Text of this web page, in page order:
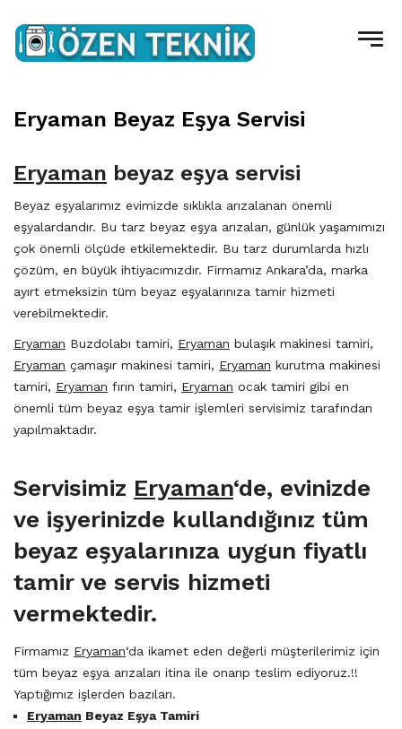
Eryaman Beyaz Eşya Servisi
Eryaman beyaz eşya servisi
Beyaz eşyalarımız evimizde sıklıkla arızalanan önemli
eşyalardandır. Bu tarz beyaz eşya arızaları, günlük yaşamımızı
çok önemli ölçüde etkilemektedir. Bu tarz durumlarda hızlı
çözüm, en büyük ihtiyacımızdır. Firmamız Ankara’da, marka
ayırt etmeksizin tüm beyaz eşyalarınıza tamir hizmeti
verebilmektedir.
Eryaman Buzdolabı tamiri, Eryaman bulaşık makinesi tamiri,
Eryaman çamaşır makinesi tamiri, Eryaman kurutma makinesi
tamiri, Eryaman fırın tamiri, Eryaman ocak tamiri gibi en
önemli tüm beyaz eşya tamir işlemleri servisimiz tarafından
yapılmaktadır.
Servisimiz Eryaman‘de, evinizde
ve işyerinizde kullandığınız tüm
beyaz eşyalarınıza uygun fiyatlı
tamir ve servis hizmeti
vermektedir.
Firmamız Eryaman‘da ikamet eden değerli müşterilerimiz için
tüm beyaz eşya arızaları itina ile onarıp teslim ediyoruz.!!
Yaptığımız işlerden bazıları.
Eryaman Beyaz Eşya Tamiri